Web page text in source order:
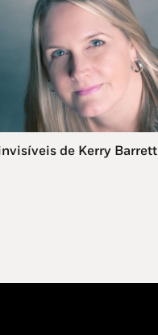
de Kerry Barrett